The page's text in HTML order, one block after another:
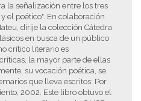
la señalización entre los tres
el poético". En colaboración
dirije la colección Cátedra
en busca de un público
crítico literario es
la mayor parte de ellas
su vocación poética, se
que lleva escritos: Por
2002. Este libro obtuvo el